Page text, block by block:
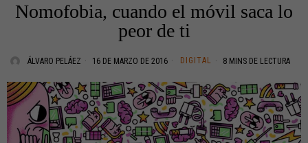
Nomofobia, cuando el móvil saca lo
peor de ti
ÁLVARO PELÁEZ 16 DE MARZO DE 2016 DIGITAL 8 MINS DE LECTURA